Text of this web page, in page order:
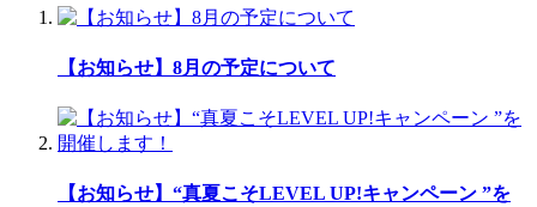
【お知らせ】8月の予定について
【お知らせ】“真夏こそLEVEL UP!キャンペーン ”を